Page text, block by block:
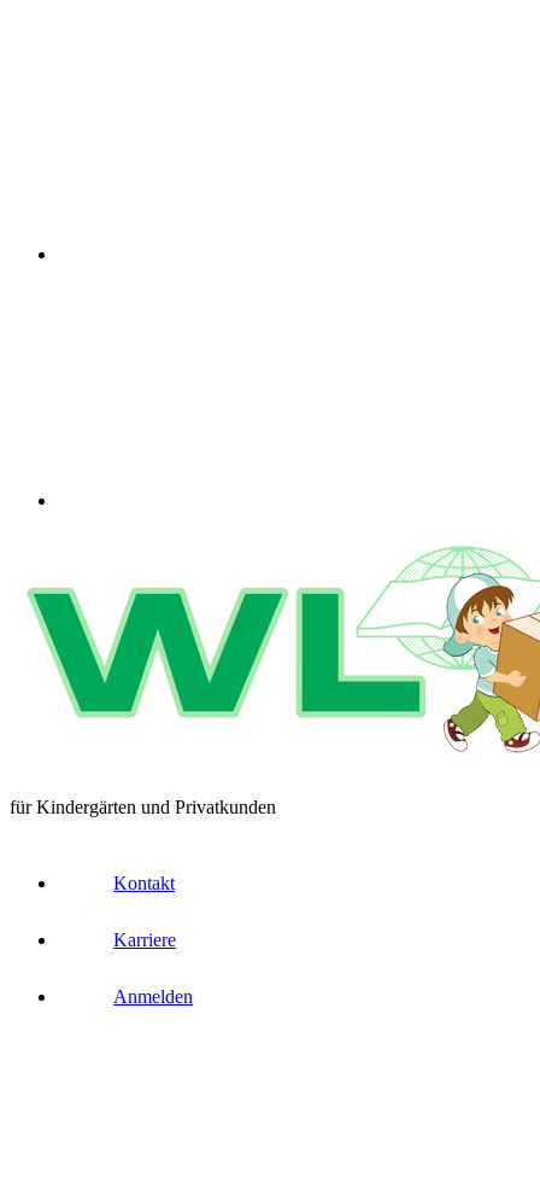
für Kindergärten und Privatkunden
Kontakt
Karriere
Anmelden